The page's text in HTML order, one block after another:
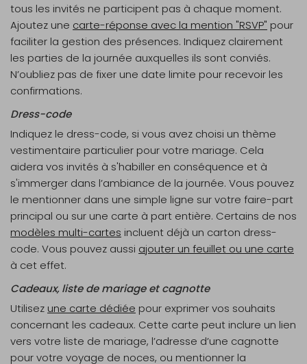
tous les invités ne participent pas à chaque moment.
Ajoutez une carte-réponse avec la mention "RSVP" pour
faciliter la gestion des présences. Indiquez clairement
les parties de la journée auxquelles ils sont conviés.
N’oubliez pas de fixer une date limite pour recevoir les
confirmations.
Dress-code
Indiquez le dress-code, si vous avez choisi un thème
vestimentaire particulier pour votre mariage. Cela
aidera vos invités à s'habiller en conséquence et à
s'immerger dans l’ambiance de la journée. Vous pouvez
le mentionner dans une simple ligne sur votre faire-part
principal ou sur une carte à part entière. Certains de nos
modèles multi-cartes incluent déjà un carton dress-
code. Vous pouvez aussi ajouter un feuillet ou une carte
à cet effet.
Cadeaux, liste de mariage et cagnotte
Utilisez une carte dédiée pour exprimer vos souhaits
concernant les cadeaux. Cette carte peut inclure un lien
vers votre liste de mariage, l’adresse d’une cagnotte
pour votre voyage de noces, ou mentionner la